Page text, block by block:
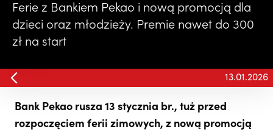
Ferie z Bankiem Pekao i nową promocją dla
dzieci oraz młodzieży. Premie nawet do 300
zł na start
13.01.2026
Bank Pekao rusza 13 stycznia br., tuż przed
rozpoczęciem ferii zimowych, z nową promocją